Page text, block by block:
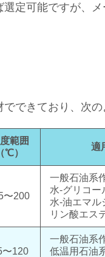
定可能ですが、
できており、次
範囲
（℃）
適
〜200
一般石油系
水-グリコー
水-油エマル
リン酸エス
〜120
一般石油系
低温用石油